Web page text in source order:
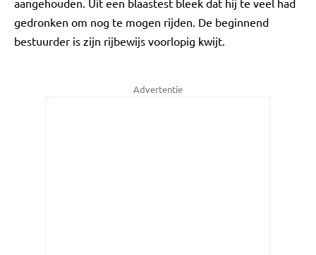
aangehouden. Uit een blaastest bleek dat hij te veel had
gedronken om nog te mogen rijden. De beginnend
bestuurder is zijn rijbewijs voorlopig kwijt.
Advertentie